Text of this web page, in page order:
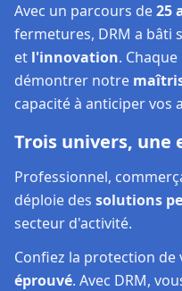
Avec un parcours de25
fermetures, DRM a bâti
et l'innovation.
démontrer notre
capacité à anticiper vos
Trois univers, une
Professionnel,
déploie des solutions
secteur d'activité.
Confiez la protection de
éprouvé. Avec DRM,